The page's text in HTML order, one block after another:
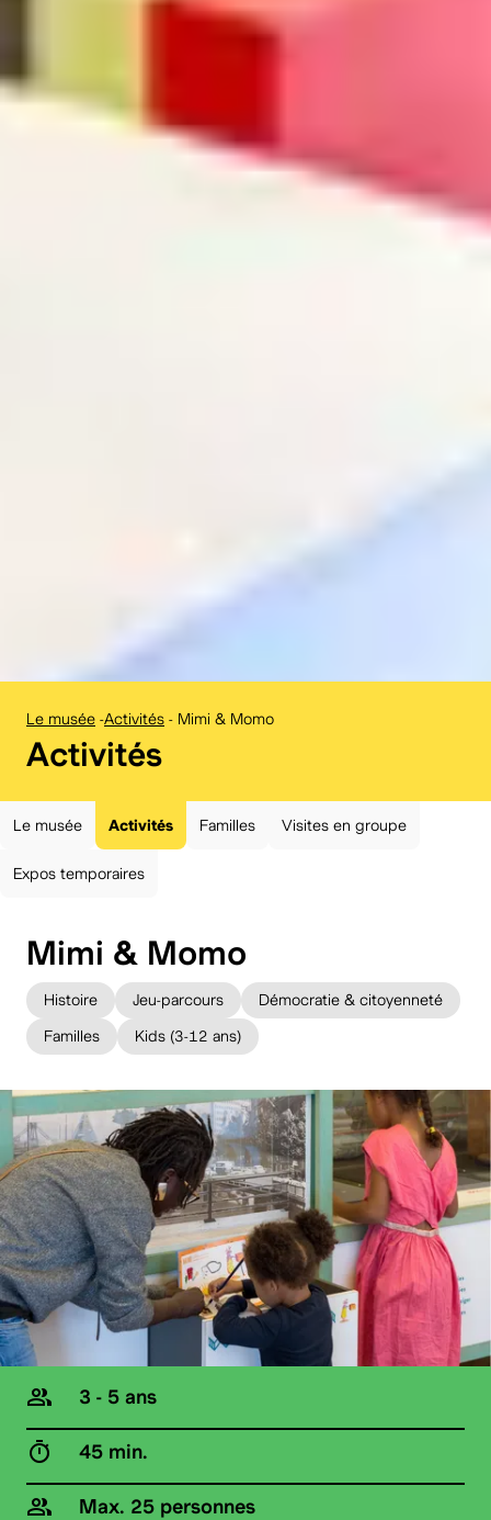
Chercher
Le musée -Activités - Mimi & Momo
:
Activités
Le musée Activités Familles Visites en groupe
Expos temporaires
Mimi & Momo
Histoire Jeu-parcours Démocratie & citoyenneté
Familles Kids (3-12 ans)
3 - 5 ans
45 min.
Max. 25 personnes